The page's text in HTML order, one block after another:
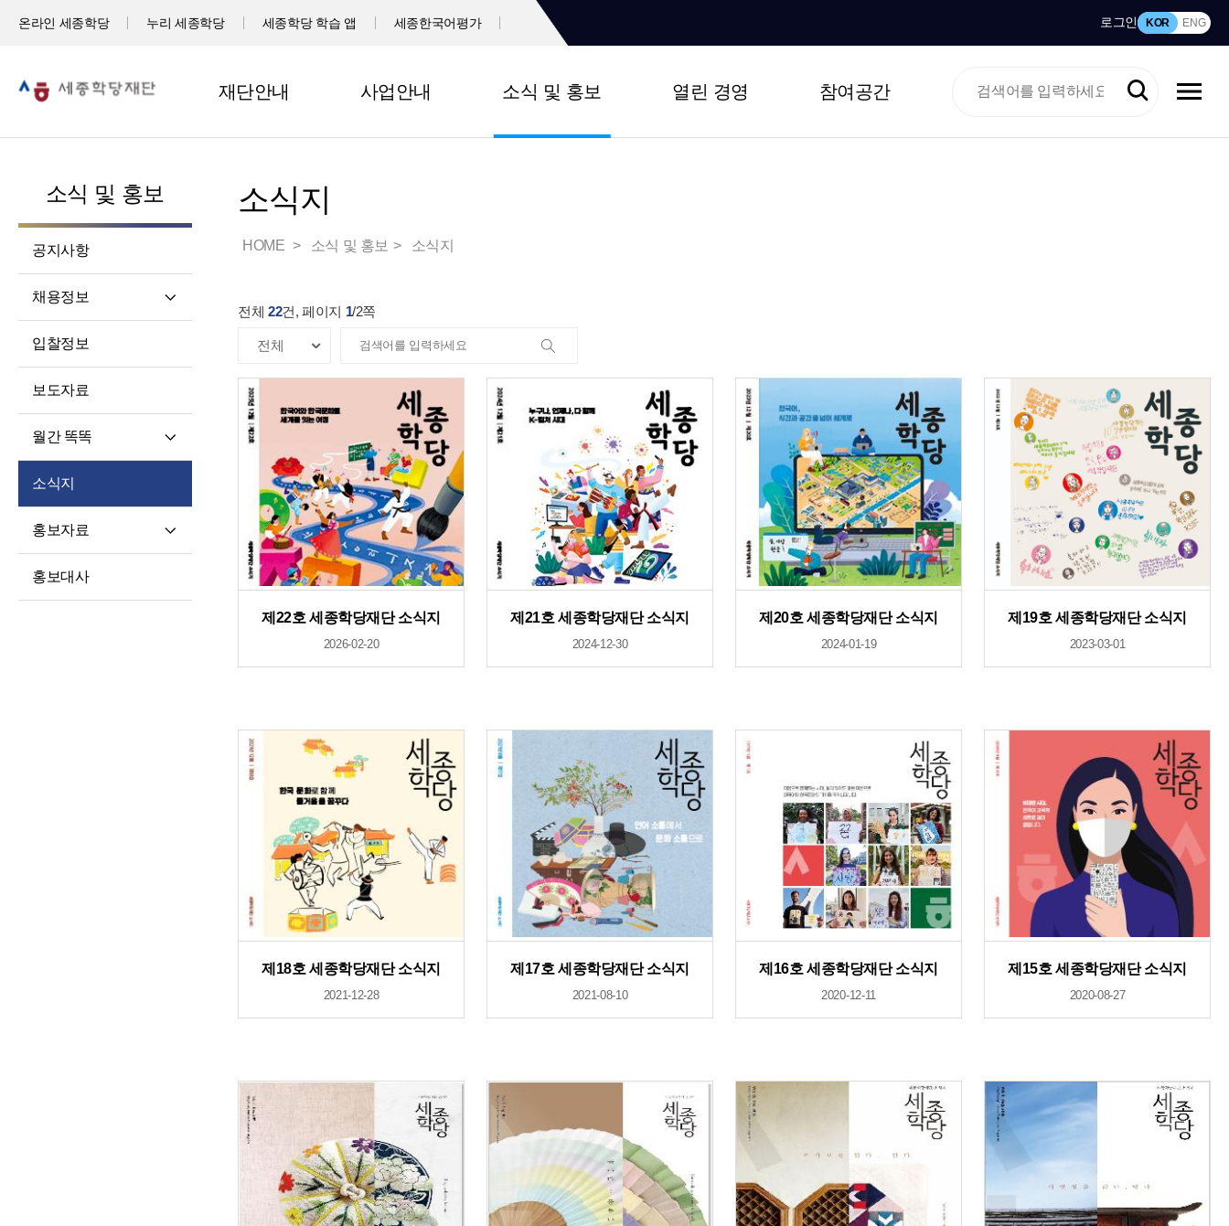
온라인 세종학당 누리 세종학당 세종학당 학습 앱 세종한국어평가 로그인 KOR ENG
재단안내 사업안내 소식 및 홍보 열린 경영 참여공간
소식 및 홍보
공지사항
채용정보
입찰정보
보도자료
월간 똑똑
소식지
홍보자료
홍보대사
소식지
HOME 소식 및 홍보 소식지
전체 22건, 페이지 1/2쪽
제22호 세종학당재단 소식지
2026-02-20
제21호 세종학당재단 소식지
2024-12-30
제20호 세종학당재단 소식지
2024-01-19
제19호 세종학당재단 소식지
2023-03-01
제18호 세종학당재단 소식지
2021-12-28
제17호 세종학당재단 소식지
2021-08-10
제16호 세종학당재단 소식지
2020-12-11
제15호 세종학당재단 소식지
2020-08-27